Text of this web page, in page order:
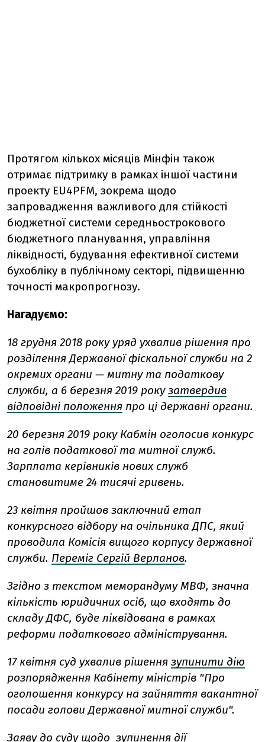
Протягом кількох місяців Мінфін також
отримає підтримку в рамках іншої частини
проекту EU4PFM, зокрема щодо
запровадження важливого для стійкості
бюджетної системи середньострокового
бюджетного планування, управління
ліквідності, будування ефективної системи
бухобліку в публічному секторі, підвищенню
точності макропрогнозу.
Нагадуємо:
18 грудня 2018 року уряд ухвалив рішення про
розділення Державної фіскальної служби на 2
окремих органи — митну та податкову
служби, а 6 березня 2019 рокузатвердив
відповідні положення про ці державні органи.
20 березня 2019 року Кабмін оголосив конкурс
на голів податкової та митної служб.
Зарплата керівників нових служб
становитиме 24 тисячі гривень.
23 квітня пройшов заключний етап
конкурсного відбору на очільника ДПС, який
проводила Комісія вищого корпусу державної
служби. Переміг Сергій Верланов.
Згідно з текстом меморандуму МВФ, значна
кількість юридичних осіб, що входять до
складу ДФС, буде ліквідована в рамках
реформи податкового адміністрування.
17 квітня суд ухвалив рішення зупинити дію
розпорядження Кабінету міністрів "Про
оголошення конкурсу на зайняття вакантної
посади голови Державної митної служби".
Заяву до суду щодо зупинення дії